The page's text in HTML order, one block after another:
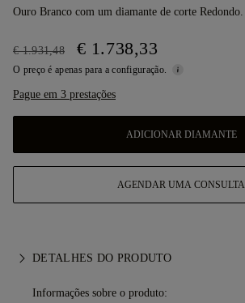
Ouro Branco com um diamante de corte Redondo.
€ 1.931,48 € 1.738,33
O preço é apenas para a configuração.
Pague em 3 prestações
ADICIONAR DIAMANTE
AGENDAR UMA CONSULTA
DETALHES DO PRODUTO
Informações sobre o produto: